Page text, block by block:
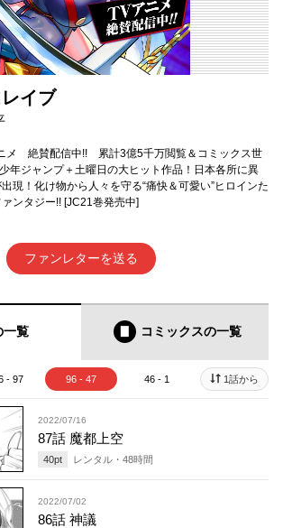
イブ
メ 絶賛配信中!! 累計3億5千万閲覧＆コミックス世
年ジャンプ＋土曜日の大ヒット作品！日本各所に異
現！化け物から人々を守る“痛快＆可愛い”ヒロインた
ンタジー!! [JC21巻発売中]
ファンレターを送る
一覧 コミックスの一覧
- 97 96 - 47 46 - 1 1話から
2022/07/16
87話 魔都上空
40pt レンタル・ 48時間
2022/07/02
86話 神議